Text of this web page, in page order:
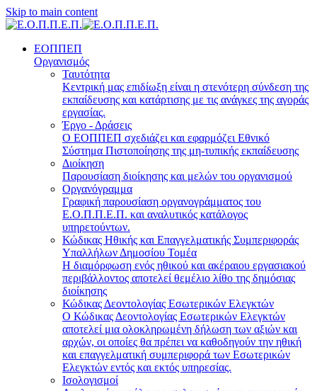
Skip to main content
ΕΟΠΠΕΠ
Οργανισμός
Ταυτότητα
Κεντρική μας επιδίωξη είναι η στενότερη σύνδεση της
εκπαίδευσης και κατάρτισης με τις ανάγκες της αγοράς
εργασίας.
Έργο - Δράσεις
Ο ΕΟΠΠΕΠ σχεδιάζει και εφαρμόζει Eθνικό
Σύστημα Πιστοποίησης της μη-τυπικής εκπαίδευσης
Διοίκηση
Παρουσίαση διοίκησης και μελών του οργανισμού
Οργανόγραμμα
Γραφική παρουσίαση οργανογράμματος του
Ε.Ο.Π.Π.Ε.Π. και αναλυτικός κατάλογος
υπηρετούντων.
Κώδικας Ηθικής και Επαγγελματικής Συμπεριφοράς
Υπαλλήλων Δημοσίου Τομέα
Η διαμόρφωση ενός ηθικού και ακέραιου εργασιακού
περιβάλλοντος αποτελεί θεμέλιο λίθο της δημόσιας
διοίκησης
Κώδικας Δεοντολογίας Εσωτερικών Ελεγκτών
Ο Κώδικας Δεοντολογίας Εσωτερικών Ελεγκτών
αποτελεί μια ολοκληρωμένη δήλωση των αξιών και
αρχών, οι οποίες θα πρέπει να καθοδηγούν την ηθική
και επαγγελματική συμπεριφορά των Εσωτερικών
Ελεγκτών εντός και εκτός υπηρεσίας.
Ισολογισμοί